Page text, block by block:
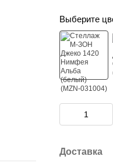
Выберите
Доставка